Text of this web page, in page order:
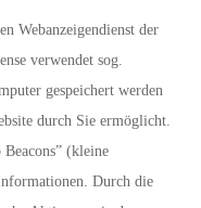
Webanzeigendienst der
verwendet sog.
gespeichert werden
durch Sie ermöglicht.
Beacons” (kleine
Durch die